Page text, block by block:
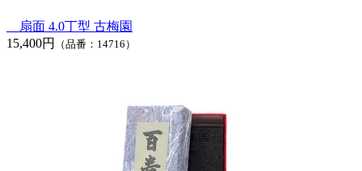
扇面 4.0丁型 古梅園
15,400円
（品番：14716）